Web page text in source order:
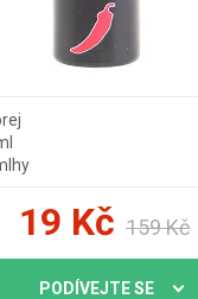
19 Kč 159Kč
PODÍVEJTE SE